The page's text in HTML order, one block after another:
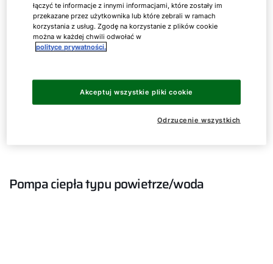
Pompa ciepła typu powietrze/woda
łączyć te informacje z innymi informacjami, które zostały im
przekazane przez użytkownika lub które zebrali w ramach
korzystania z usług. Zgodę na korzystanie z plików cookie
można w każdej chwili odwołać w
polityce prywatności.
Odrzucenie wszystkich
Akceptuj wszystkie pliki cookie